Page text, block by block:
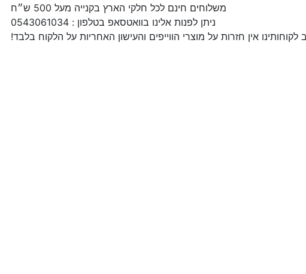
משלוחים חינם לכל חלקי הארץ בקנייה מעל 500 ש״ח
ניתן לפנות אלינו בוואטסאפ בטלפון : 0543061034
אין חזרות על מוצרי הווייפים והעישון האחריות על הלקוח בלבד!